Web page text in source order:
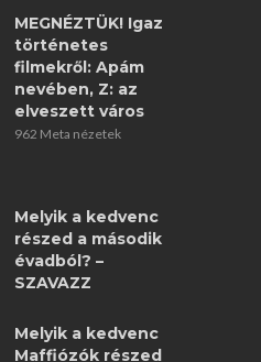
MEGNÉZTÜK! Igaz
történetes
filmekről: Apám
nevében, Z: az
elveszett város
962 Meta nézetek
Melyik a kedvenc
részed a második
évadból? –
SZAVAZZ
Melyik a kedvenc
Maffiózók részed